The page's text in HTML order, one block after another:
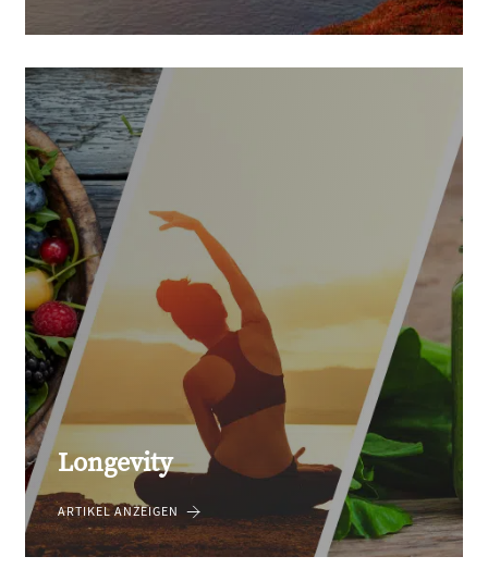
Longevity
ARTIKEL ANZEIGEN